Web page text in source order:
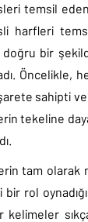
temsil
harfleri
doğru bir
Öncelikle,
sahipti
tekeline
tam olarak
rol
kelimeler